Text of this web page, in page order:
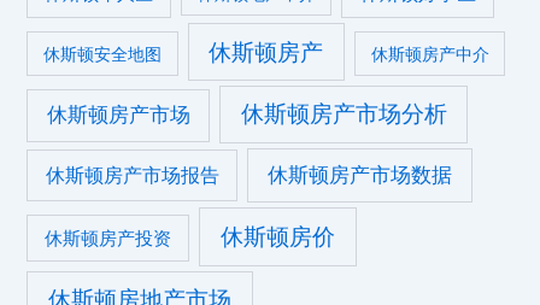
休斯顿安全地图 休斯顿房产 休斯顿房产中介
休斯顿房产市场 休斯顿房产市场分析
休斯顿房产市场报告 休斯顿房产市场数据
休斯顿房产投资 休斯顿房价